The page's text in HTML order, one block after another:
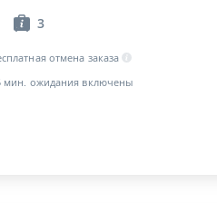
3
отмена заказа
мин. ожидания включены